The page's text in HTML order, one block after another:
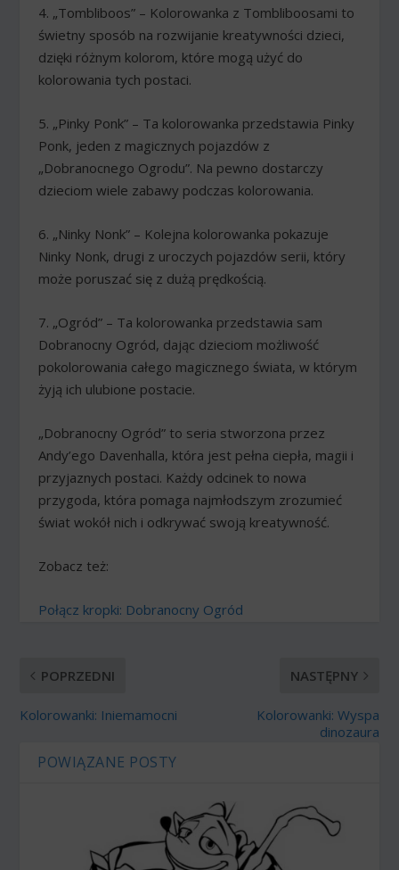
4. „Tombliboos” – Kolorowanka z Tombliboosami to
świetny sposób na rozwijanie kreatywności dzieci,
dzięki różnym kolorom, które mogą użyć do
kolorowania tych postaci.
5. „Pinky Ponk” – Ta kolorowanka przedstawia Pinky
Ponk, jeden z magicznych pojazdów z
„Dobranocnego Ogrodu”. Na pewno dostarczy
dzieciom wiele zabawy podczas kolorowania.
6. „Ninky Nonk” – Kolejna kolorowanka pokazuje
Ninky Nonk, drugi z uroczych pojazdów serii, który
może poruszać się z dużą prędkością.
7. „Ogród” – Ta kolorowanka przedstawia sam
Dobranocny Ogród, dając dzieciom możliwość
pokolorowania całego magicznego świata, w którym
żyją ich ulubione postacie.
„Dobranocny Ogród” to seria stworzona przez
Andy’ego Davenhalla, która jest pełna ciepła, magii i
przyjaznych postaci. Każdy odcinek to nowa
przygoda, która pomaga najmłodszym zrozumieć
świat wokół nich i odkrywać swoją kreatywność.
Zobacz też:
Połącz kropki: Dobranocny Ogród
POPRZEDNI
Kolorowanki: Iniemamocni
NASTĘPNY
Kolorowanki: Wyspa
dinozaura
POWIĄZANE POSTY